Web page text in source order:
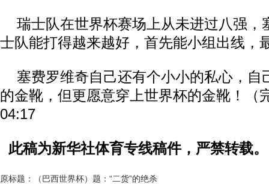
瑞士队在世界杯赛场上从未进过八强，
士队能打得越来越好，首先能小组出线，
塞费罗维奇自己还有个小小的私心，自
的金靴，但更愿意穿上世界杯的金靴！（
04:17
此稿为新华社体育专线稿件，严禁转载。
原标题：（巴西世界杯）题：“二货”的绝杀